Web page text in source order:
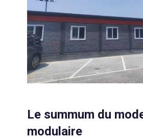
Le summum du
modulaire